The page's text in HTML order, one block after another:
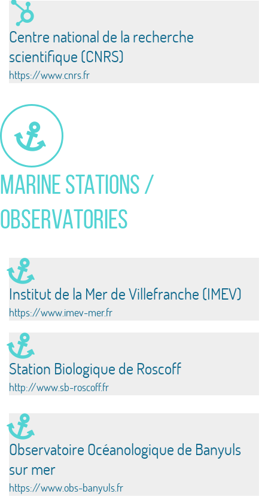
Centre national de la recherche
scientifique (CNRS)
https://www.cnrs.fr
MARINE STATIONS /
OBSERVATORIES
Institut de la Mer de Villefranche (IMEV)
https://www.imev-mer.fr
Station Biologique de Roscoff
http://www.sb-roscoff.fr
Observatoire Océanologique de Banyuls
sur mer
https://www.obs-banyuls.fr